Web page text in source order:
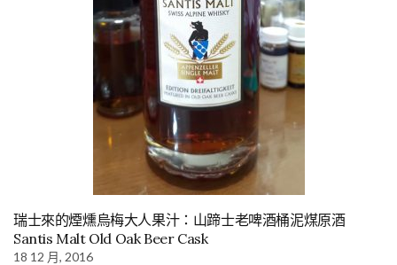
瑞士來的煙燻烏梅大人果汁：山蹄士老啤酒桶泥煤原酒
Santis Malt Old Oak Beer Cask
18 12 月, 2016